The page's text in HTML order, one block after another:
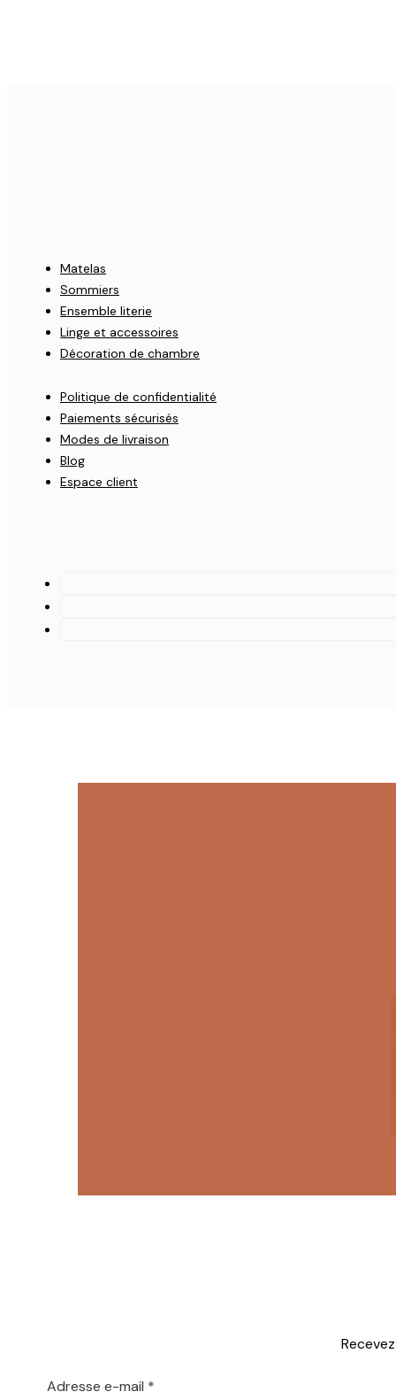
Matelas
Sommiers
Ensemble literie
Linge et accessoires
Décoration de chambre
Politique de confidentialité
Paiements sécurisés
Modes de livraison
Blog
Espace client